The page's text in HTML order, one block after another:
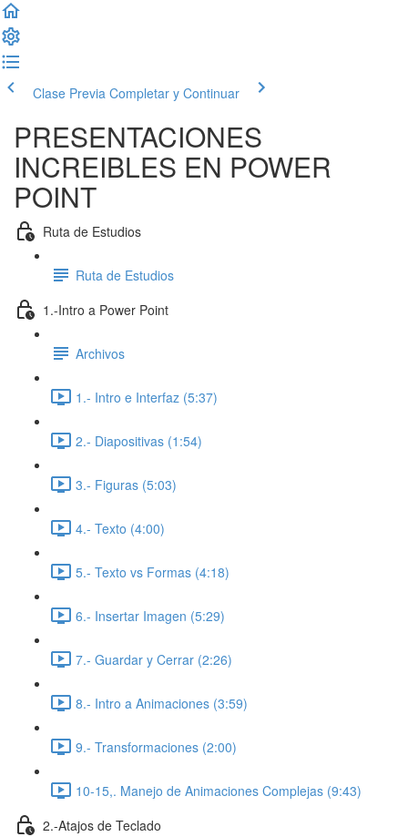
Clase Previa Completar y Continuar
PRESENTACIONES
INCREIBLES EN POWER
POINT
Ruta de Estudios
Ruta de Estudios
1.-Intro a Power Point
Archivos
1.- Intro e Interfaz (5:37)
2.- Diapositivas (1:54)
3.- Figuras (5:03)
4.- Texto (4:00)
5.- Texto vs Formas (4:18)
6.- Insertar Imagen (5:29)
7.- Guardar y Cerrar (2:26)
8.- Intro a Animaciones (3:59)
9.- Transformaciones (2:00)
10-15,. Manejo de Animaciones Complejas (9:43)
2.-Atajos de Teclado